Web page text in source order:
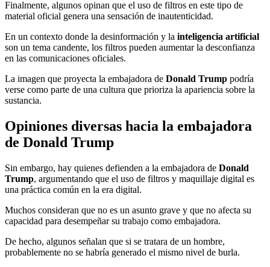
Finalmente, algunos opinan que el uso de filtros en este tipo de
material oficial genera una sensación de inautenticidad.
En un contexto donde la desinformación y la inteligencia artificial
son un tema candente, los filtros pueden aumentar la desconfianza
en las comunicaciones oficiales.
La imagen que proyecta la embajadora de Donald Trump podría
verse como parte de una cultura que prioriza la apariencia sobre la
sustancia.
Opiniones diversas hacia la embajadora
de Donald Trump
Sin embargo, hay quienes defienden a la embajadora de Donald
Trump, argumentando que el uso de filtros y maquillaje digital es
una práctica común en la era digital.
Muchos consideran que no es un asunto grave y que no afecta su
capacidad para desempeñar su trabajo como embajadora.
De hecho, algunos señalan que si se tratara de un hombre,
probablemente no se habría generado el mismo nivel de burla.